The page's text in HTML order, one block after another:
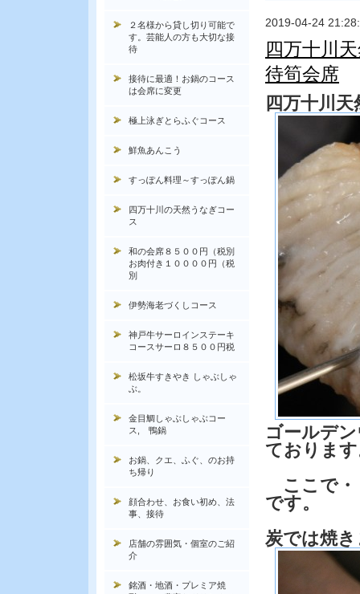
2019-04-24
四万十川
待筍会席
四万十川
ゴールデ
ておりま
ここで
です。
炭では焼
２名様から貸し切り可能で
す。芸能人の方も大切な接
待
接待に最適！お鍋のコース
は会席に変更
極上泳ぎとらふぐコース
鮮魚あんこう
すっぽん料理～すっぽん鍋
四万十川の天然うなぎコー
ス
和の会席８５００円（税別
お肉付き１００００円（税
別
伊勢海老づくしコース
神戸牛サーロインステーキ
コースサーロ８５００円税
松坂牛すきやき しゃぶしゃ
ぶ。
金目鯛しゃぶしゃぶコー
ス, 鴨鍋
お鍋、クエ、ふぐ、のお持
ち帰り
顔合わせ、お食い初め、法
事、接待
店舗の雰囲気・個室のご紹
介
銘酒・地酒・プレミア焼